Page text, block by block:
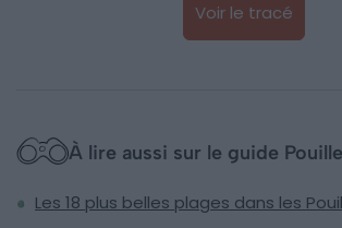
Voir le tracé
À lire aussi sur le guide
Les 18 plus belles plages dans les